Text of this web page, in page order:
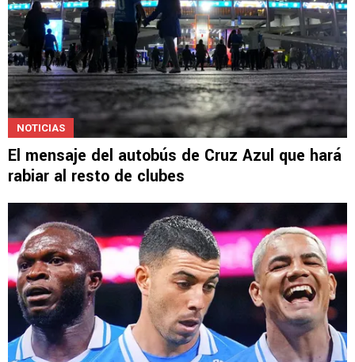
NOTICIAS
El mensaje del autobús de Cruz Azul que hará
rabiar al resto de clubes